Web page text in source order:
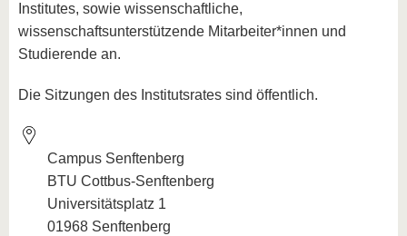
Institutes, sowie wissenschaftliche,
wissenschaftsunterstützende Mitarbeiter*innen und
Studierende an.
Die Sitzungen des Institutsrates sind öffentlich.
Campus Senftenberg
BTU Cottbus-Senftenberg
Universitätsplatz 1
01968 Senftenberg